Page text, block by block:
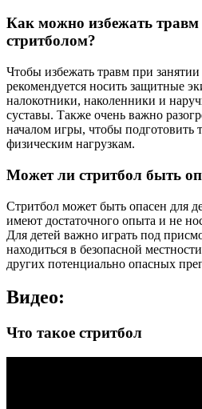
Как можно избежать травм
стритболом?
Чтобы избежать травм при
рекомендуется носить защитные
налокотники, наколенники и
суставы. Также очень важно
началом игры, чтобы подготовить
физическим нагрузкам.
Может ли стритбол быть
Стритбол может быть опасен для
имеют достаточного опыта и не
Для детей важно играть под
находиться в безопасной
других потенциально опасных
Видео:
Что такое стритбол